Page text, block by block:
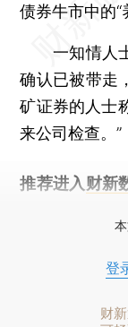
债券牛市中的“
一知情人士
确认已被带走
矿证券的人士
来公司检查。”
推荐进入 财新
登
财